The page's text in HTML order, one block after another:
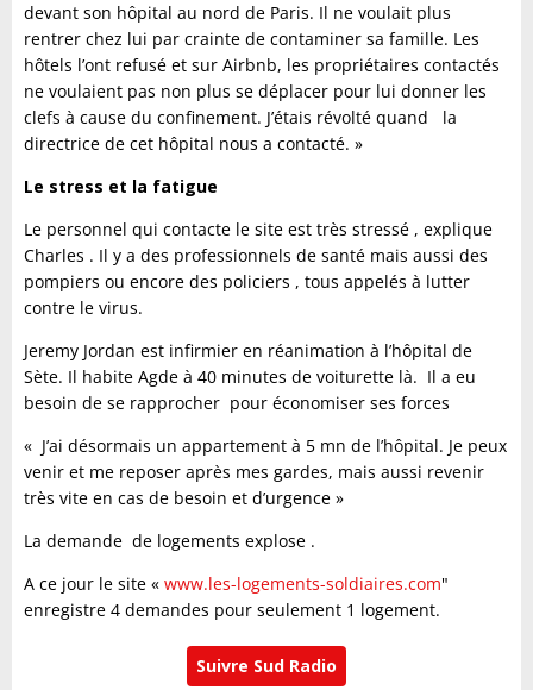
devant son hôpital au nord de Paris. Il ne voulait plus
rentrer chez lui par crainte de contaminer sa famille. Les
hôtels l’ont refusé et sur Airbnb, les propriétaires contactés
ne voulaient pas non plus se déplacer pour lui donner les
clefs à cause du confinement. J’étais révolté quand la
directrice de cet hôpital nous a contacté. »
Le stress et la fatigue
Le personnel qui contacte le site est très stressé , explique
Charles . Il y a des professionnels de santé mais aussi des
pompiers ou encore des policiers , tous appelés à lutter
contre le virus.
Jeremy Jordan est infirmier en réanimation à l’hôpital de
Sète. Il habite Agde à 40 minutes de voiturette là. Il a eu
besoin de se rapprocher pour économiser ses forces
« J’ai désormais un appartement à 5 mn de l’hôpital. Je peux
venir et me reposer après mes gardes, mais aussi revenir
très vite en cas de besoin et d’urgence »
La demande de logements explose .
A ce jour le site « www.les-logements-soldiaires.com"
enregistre 4 demandes pour seulement 1 logement.
Suivre Sud Radio